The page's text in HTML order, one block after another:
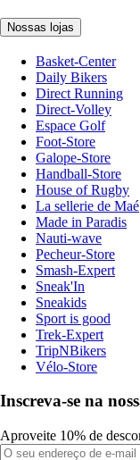
Nossas lojas
Basket-Center
Daily Bikers
Direct Running
Direct-Volley
Espace Golf
Foot-Store
Galope-Store
Handball-Store
House of Rugby
La sellerie de Maé
Made in Paradis
Nauti-wave
Pecheur-Store
Smash-Expert
Sneak'In
Sneakids
Sport is good
Trek-Expert
TripNBikers
Vélo-Store
Inscreva-se na
Aproveite 10% de